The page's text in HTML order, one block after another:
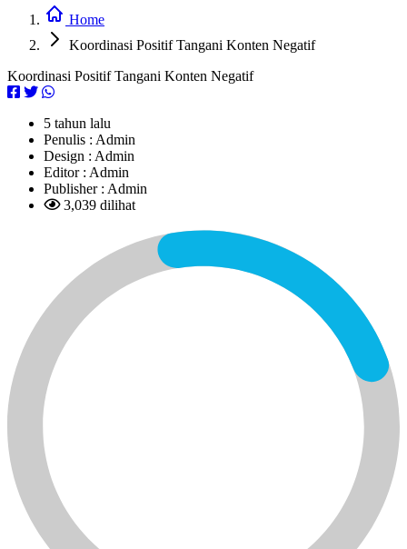
Home
Koordinasi Positif Tangani Konten Negatif
Koordinasi Positif Tangani Konten Negatif
5 tahun lalu
Penulis : Admin
Design : Admin
Editor : Admin
Publisher : Admin
3,039 dilihat